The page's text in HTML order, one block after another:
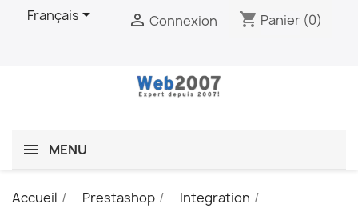
Français  Connexion shopping_cart Panier (0)
MENU
Accueil Prestashop
Integration